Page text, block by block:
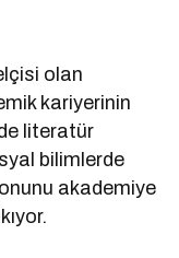
olan
kariyerinin
literatür
bilimlerde
akademiye